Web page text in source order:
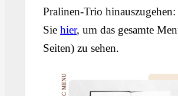
Pralinen-Trio
Siehier, um das gesamte
Seiten) zu sehen.